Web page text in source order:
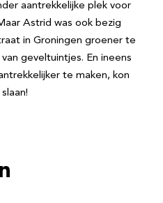
aantrekkelijke plek voor
Astrid was ook bezig
in Groningen groener te
geveltuintjes. En ineens
te maken, kon